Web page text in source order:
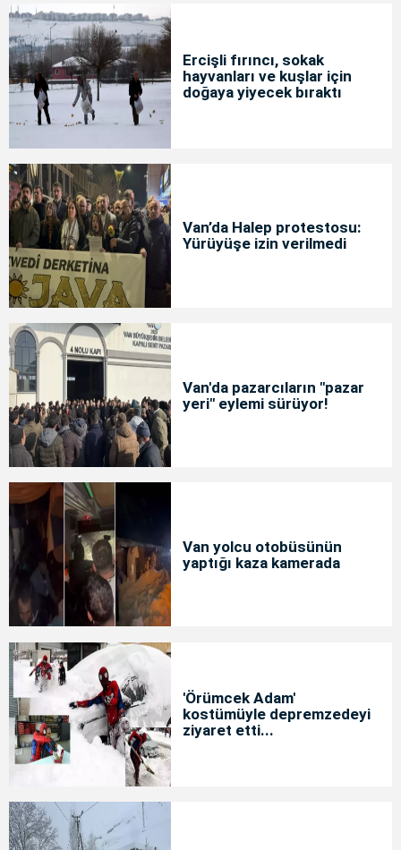
Ercişli fırıncı, sokak
hayvanları ve kuşlar için
doğaya yiyecek bıraktı
Van’da Halep protestosu:
Yürüyüşe izin verilmedi
Van'da pazarcıların "pazar
yeri" eylemi sürüyor!
Van yolcu otobüsünün
yaptığı kaza kamerada
'Örümcek Adam'
kostümüyle depremzedeyi
ziyaret etti...